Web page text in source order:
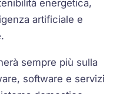
energetica,
artificiale e
sempre più sulla
software e servizi